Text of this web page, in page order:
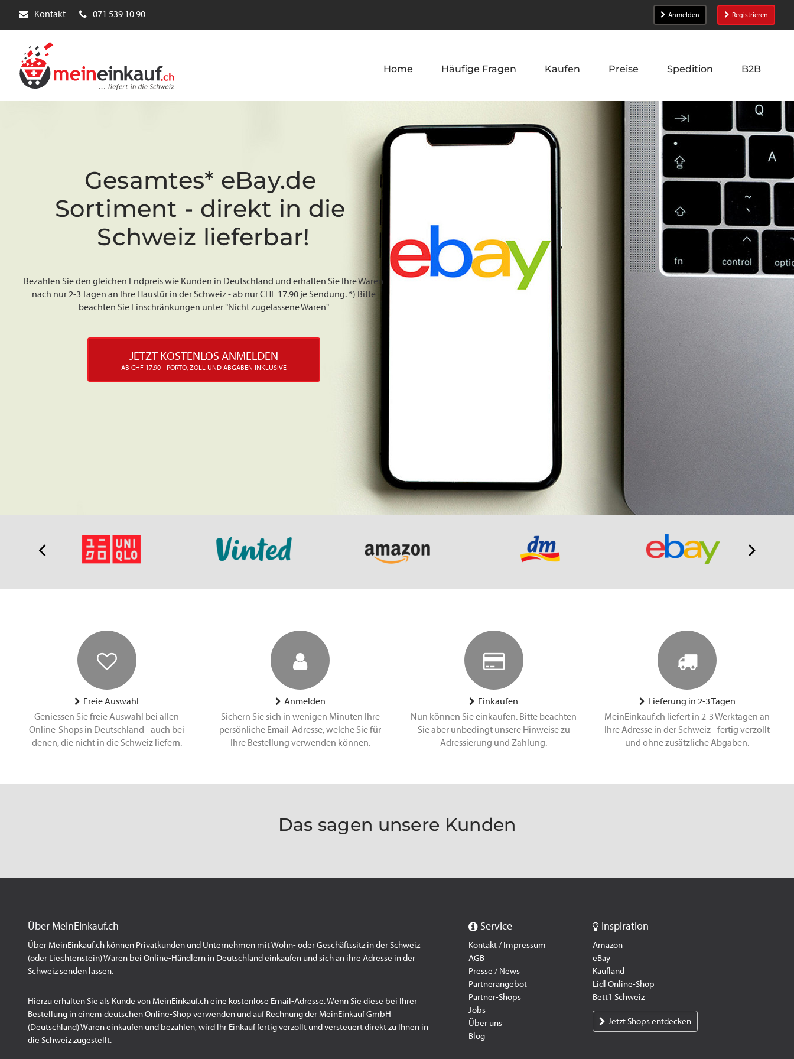
Kontakt 071 539 10 90 Anmelden Registrieren
Home Häufige Fragen Kaufen Preise Spedition B2B
Gesamtes* eBay.de
Sortiment - direkt in die
Schweiz lieferbar!
Bezahlen Sie den gleichen Endpreis wie Kunden in Deutschland und erhalten Sie Ihre Waren
nach nur 2-3 Tagen an Ihre Haustür in der Schweiz - ab nur CHF 17.90 je Sendung. *) Bitte
beachten Sie Einschränkungen unter "Nicht zugelassene Waren"
JETZT KOSTENLOS ANMELDEN
AB CHF 17.90 - PORTO, ZOLL UND ABGABEN INKLUSIVE
Freie Auswahl
Geniessen Sie freie Auswahl bei allen
Online-Shops in Deutschland - auch bei
denen, die nicht in die Schweiz liefern.
Anmelden
Sichern Sie sich in wenigen Minuten Ihre
persönliche Email-Adresse, welche Sie für
Ihre Bestellung verwenden können.
Einkaufen
Nun können Sie einkaufen. Bitte beachten
Sie aber unbedingt unsere Hinweise zu
Adressierung und Zahlung.
Lieferung in 2-3 Tagen
MeinEinkauf.ch liefert in 2-3 Werktagen an
Ihre Adresse in der Schweiz - fertig verzollt
und ohne zusätzliche Abgaben.
Das sagen unsere Kunden
Über MeinEinkauf.ch
Über MeinEinkauf.ch können Privatkunden und Unternehmen mit Wohn- oder Geschäftssitz in der Schweiz
(oder Liechtenstein) Waren bei Online-Händlern in Deutschland einkaufen und sich an ihre Adresse in der
Schweiz senden lassen.
Hierzu erhalten Sie als Kunde von MeinEinkauf.ch eine kostenlose Email-Adresse. Wenn Sie diese bei Ihrer
Bestellung in einem deutschen Online-Shop verwenden und auf Rechnung der MeinEinkauf GmbH
(Deutschland) Waren einkaufen und bezahlen, wird Ihr Einkauf fertig verzollt und versteuert direkt zu Ihnen in
die Schweiz zugestellt.
Service
Kontakt / Impressum
AGB
Presse / News
Partnerangebot
Partner-Shops
Jobs
Über uns
Blog
Inspiration
Amazon
eBay
Kaufland
Lidl Online-Shop
Bett1 Schweiz
Jetzt Shops entdecken